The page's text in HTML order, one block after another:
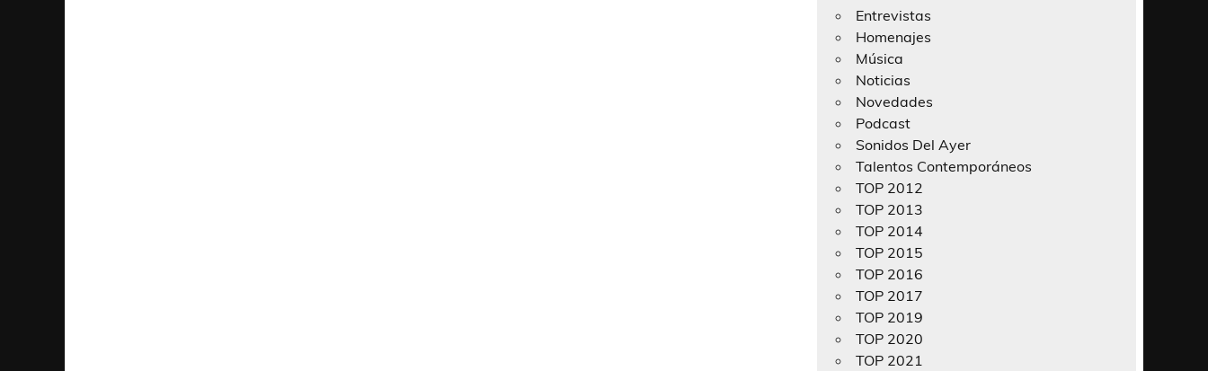
Entrevistas
Homenajes
Música
Noticias
Novedades
Podcast
Sonidos Del Ayer
Talentos Contemporáneos
TOP 2012
TOP 2013
TOP 2014
TOP 2015
TOP 2016
TOP 2017
TOP 2019
TOP 2020
TOP 2021